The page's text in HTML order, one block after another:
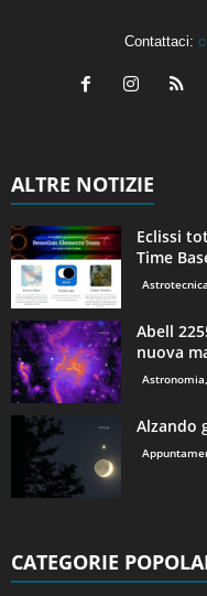
Contattaci:
ALTRE NOTIZIE
Eclissi
Time
Abell
nuova
Alzando
CATEGORIE